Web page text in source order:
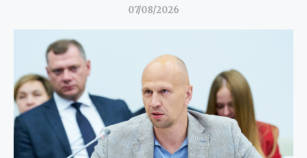
07/08/2026